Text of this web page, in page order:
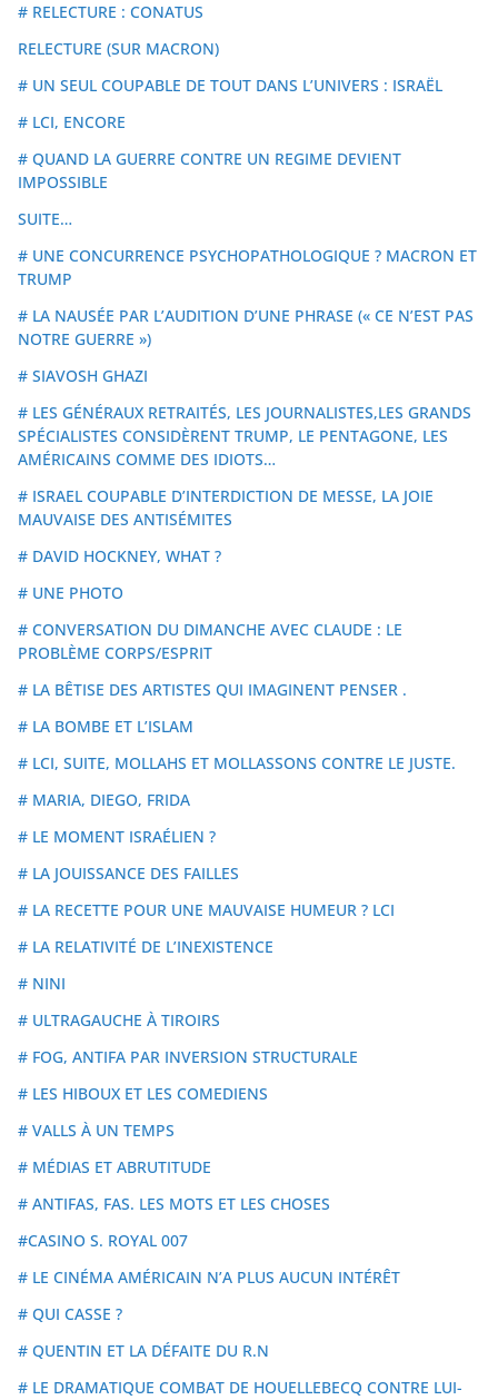
# RELECTURE : CONATUS
RELECTURE (SUR MACRON)
# UN SEUL COUPABLE DE TOUT DANS L’UNIVERS : ISRAËL
# LCI, ENCORE
# QUAND LA GUERRE CONTRE UN REGIME DEVIENT
IMPOSSIBLE
SUITE…
# UNE CONCURRENCE PSYCHOPATHOLOGIQUE ? MACRON ET
TRUMP
# LA NAUSÉE PAR L’AUDITION D’UNE PHRASE (« CE N’EST PAS
NOTRE GUERRE »)
# SIAVOSH GHAZI
# LES GÉNÉRAUX RETRAITÉS, LES JOURNALISTES,LES GRANDS
SPÉCIALISTES CONSIDÈRENT TRUMP, LE PENTAGONE, LES
AMÉRICAINS COMME DES IDIOTS…
# ISRAEL COUPABLE D’INTERDICTION DE MESSE, LA JOIE
MAUVAISE DES ANTISÉMITES
# DAVID HOCKNEY, WHAT ?
# UNE PHOTO
# CONVERSATION DU DIMANCHE AVEC CLAUDE : LE
PROBLÈME CORPS/ESPRIT
# LA BÊTISE DES ARTISTES QUI IMAGINENT PENSER .
# LA BOMBE ET L’ISLAM
# LCI, SUITE, MOLLAHS ET MOLLASSONS CONTRE LE JUSTE.
# MARIA, DIEGO, FRIDA
# LE MOMENT ISRAÉLIEN ?
# LA JOUISSANCE DES FAILLES
# LA RECETTE POUR UNE MAUVAISE HUMEUR ? LCI
# LA RELATIVITÉ DE L’INEXISTENCE
# NINI
# ULTRAGAUCHE À TIROIRS
# FOG, ANTIFA PAR INVERSION STRUCTURALE
# LES HIBOUX ET LES COMEDIENS
# VALLS À UN TEMPS
# MÉDIAS ET ABRUTITUDE
# ANTIFAS, FAS. LES MOTS ET LES CHOSES
#CASINO S. ROYAL 007
# LE CINÉMA AMÉRICAIN N’A PLUS AUCUN INTÉRÊT
# QUI CASSE ?
# QUENTIN ET LA DÉFAITE DU R.N
# LE DRAMATIQUE COMBAT DE HOUELLEBECQ CONTRE LUI-